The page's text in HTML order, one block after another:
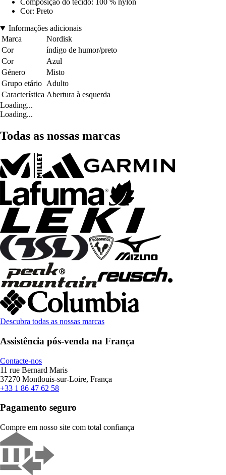
Composição do tecido: 100 % nylon
Cor: Preto
Informações adicionais
Marca
Nordisk
Cor
índigo de humor/preto
Cor
Azul
Género
Misto
Grupo etário Adulto
Característica Abertura à esquerda
Loading...
Loading...
Todas as nossas marcas
Descubra todas as nossas marcas
Assistência pós-venda na França
Contacte-nos
11 rue Bernard Maris
37270 Montlouis-sur-Loire, França
+33 1 86 47 62 58
Pagamento seguro
Compre em nosso site com total confiança